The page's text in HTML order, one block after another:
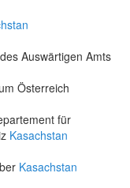
Auswärtigen Amts
Österreich
für
Kasachstan
Kasachstan